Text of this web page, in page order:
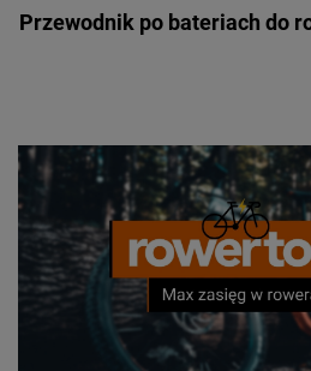
Przewodnik po bateriach do